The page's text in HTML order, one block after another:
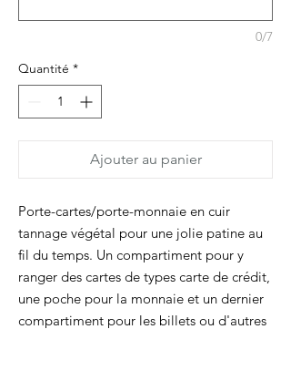
0/7
Quantité *
Ajouter au panier
Porte-cartes/porte-monnaie en cuir
tannage végétal pour une jolie patine au
fil du temps. Un compartiment pour y
ranger des cartes de types carte de crédit,
une poche pour la monnaie et un dernier
compartiment pour les billets ou d'autres